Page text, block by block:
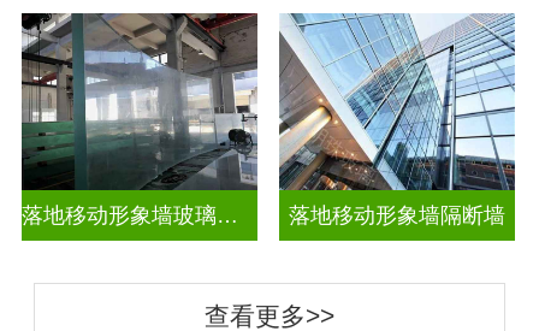
落地移动形象墙玻璃屏风隔断 落地移动形象墙隔断墙
查看更多>>